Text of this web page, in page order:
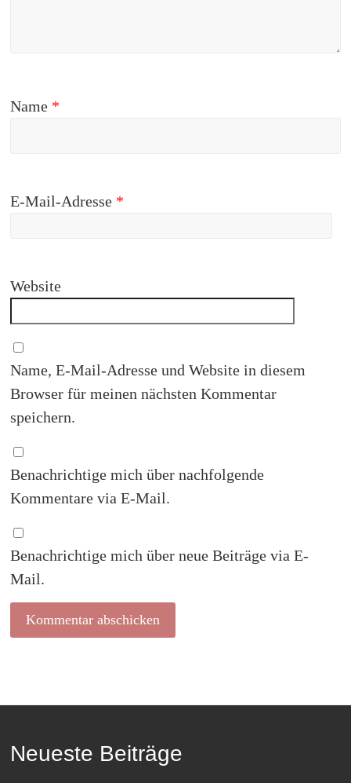
Name *
E-Mail-Adresse *
Website
Name, E-Mail-Adresse und Website in diesem
Browser für meinen nächsten Kommentar
speichern.
Benachrichtige mich über nachfolgende
Kommentare via E-Mail.
Benachrichtige mich über neue Beiträge via E-
Mail.
Neueste Beiträge